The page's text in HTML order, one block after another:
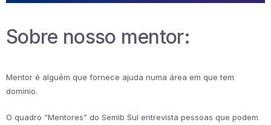
Sobre nosso mentor:
Mentor é alguém que fornece ajuda numa área em que tem
domínio.
O quadro “Mentores” do Semib Sul entrevista pessoas que podem